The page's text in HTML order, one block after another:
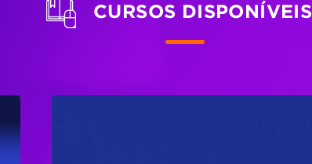
CURSOS DISPONÍVEIS